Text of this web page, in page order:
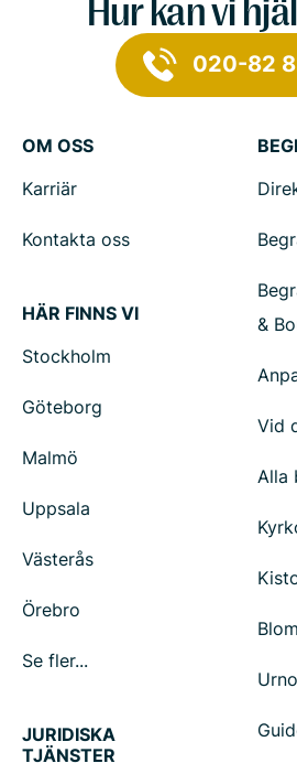
Hur kan vi
020-82
OM OSS
Karriär
Kontakta oss
HÄR FINNS VI
Stockholm
Göteborg
Malmö
Uppsala
Västerås
Örebro
Se fler...
&
Vid
Alla
JURIDISKA
TJÄNSTER